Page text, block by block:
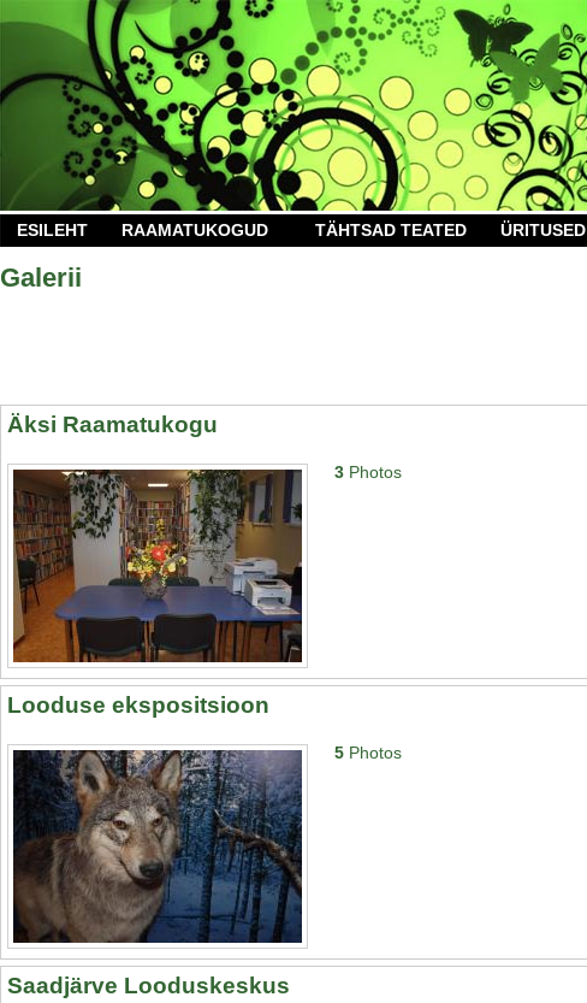
ESILEHT RAAMATUKOGUD TÄHTSAD TEATED ÜRITUSED
Galerii
Äksi Raamatukogu
3 Photos
Looduse ekspositsioon
5 Photos
Saadjärve Looduskeskus